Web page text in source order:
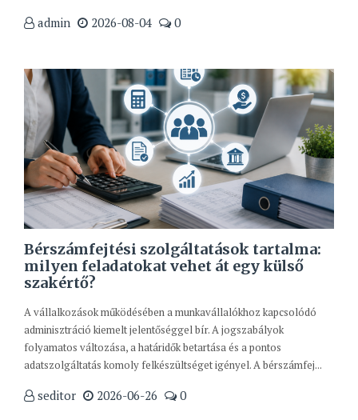
admin 2026-08-04 0
Bérszámfejtési szolgáltatások tartalma:
milyen feladatokat vehet át egy külső
szakértő?
A vállalkozások működésében a munkavállalókhoz kapcsolódó
adminisztráció kiemelt jelentőséggel bír. A jogszabályok
folyamatos változása, a határidők betartása és a pontos
adatszolgáltatás komoly felkészültséget igényel. A bérszámfej...
seditor 2026-06-26 0